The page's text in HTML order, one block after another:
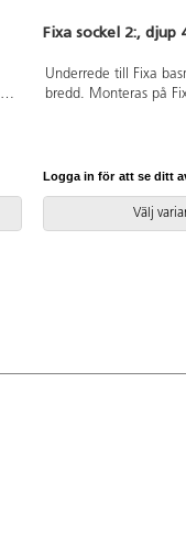
Fixa sockel 2:, djup
Underrede till Fixa
bredd. Monteras på
Logga in för att se ditt
Välj